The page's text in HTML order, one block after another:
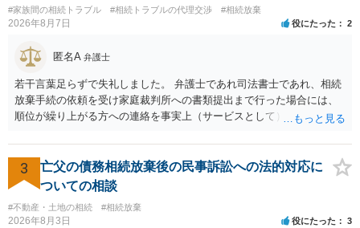
が、旦那様の収入や財産にもよりますが、法テラスに御連絡なさって
弁護士との相談を予約して受任してもらうのが一番安上がりでしょ
らい（希望者が多く予約できてもしばらく先になる）ようですので、
る方が良いでしょう。 もし法テラスが御利用になれない、あるいは時
間がない等であれば、相続を取扱分野としている弁護士を適宜探し
（WEB等で）、問い合わせてみることです。相続を扱う弁護士でも相
見積もりをとって）、一番安いところでやってもらうことに決めれ
ば、キューちゃんママさんの御希望をかなえることができるのではな
は思います。その場合、かかるのは戸籍等の取得費用と印紙代だけと
#家族間の相続トラブル #相続トラブルの代理交渉 #相続放棄
2026年8月7日 役にたった 2
匿名A 弁護士
若干言葉足らずで失礼しました。 弁護士であれ司法書士であれ、相続
放棄手続の依頼を受け家庭裁判所への書類提出まで行った場合には、
順位が繰り上がる方への連絡を事実上（サービスとして）行うことは
できない、という意味でした。
3
亡父の債務相続放棄後の民事訴訟への法的対応に
ついての相談
#不動産・土地の相続 #相続放棄
2026年8月3日 役にたった 3